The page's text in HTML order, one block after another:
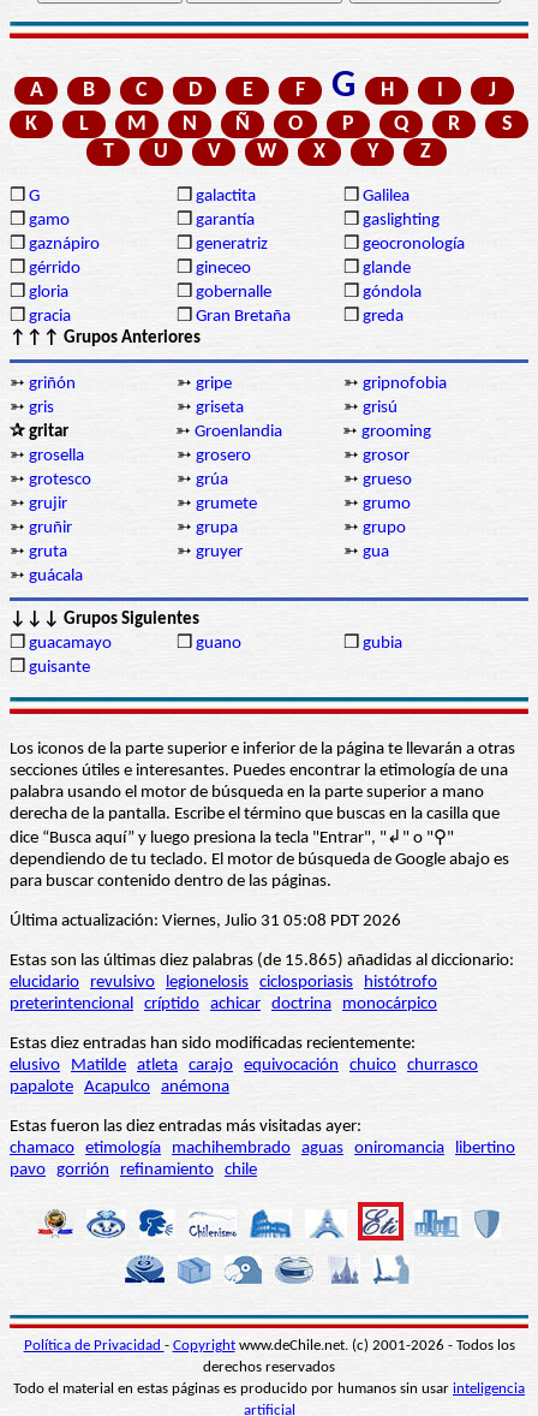
A B C D E F G H I
J
K
L M N Ñ O P Q R
S
T
U V W X Y Z
❒ G ❒ galactita ❒ Galilea
❒ gamo ❒ garantía ❒ gaslighting
❒ gaznápiro ❒ generatriz ❒ geocronología
❒ gérrido ❒ gineceo ❒ glande
❒ gloria ❒ gobernalle ❒ góndola
❒ gracia ❒ Gran Bretaña ❒ greda
↑↑↑ Grupos Anteriores
➳ griñón ➳ gripe ➳ gripnofobia
➳ gris ➳ griseta ➳ grisú
✰ gritar
➳ Groenlandia ➳ grooming
➳ grosella ➳ grosero ➳ grosor
➳ grotesco ➳ grúa ➳ grueso
➳ grujir ➳ grumete ➳ grumo
➳ gruñir ➳ grupa ➳ grupo
➳ gruta ➳ gruyer ➳ gua
➳ guácala
↓↓↓ Grupos Siguientes
❒ guacamayo ❒ guano ❒ gubia
❒ guisante
Los iconos de la parte superior e inferior de la página te llevarán a otras
secciones útiles e interesantes. Puedes encontrar la etimología de una
palabra usando el motor de búsqueda en la parte superior a mano
derecha de la pantalla. Escribe el término que buscas en la casilla que
dice “Busca aquí” y luego presiona la tecla "Entrar", "↲" o "⚲"
dependiendo de tu teclado. El motor de búsqueda de Google abajo es
para buscar contenido dentro de las páginas.
Última actualización: Viernes, Julio 31 05:08 PDT 2026
Estas son las últimas diez palabras (de 15.865) añadidas al diccionario:
elucidario
revulsivo legionelosis ciclosporiasis
histótrofo
preterintencional críptido achicar doctrina monocárpico
Estas diez entradas han sido modificadas recientemente:
elusivo
Matilde atleta carajo equivocación chuico churrasco
papalote Acapulco anémona
Estas fueron las diez entradas más visitadas ayer:
chamaco etimología machihembrado aguas oniromancia
libertino
pavo gorrión refinamiento chile
Política de Privacidad - Copyrightwww.deChile.net. (c) 2001-2026 - Todos los
derechos reservados
Todo el material en estas páginas es producido por humanos sin usar inteligencia
artificial